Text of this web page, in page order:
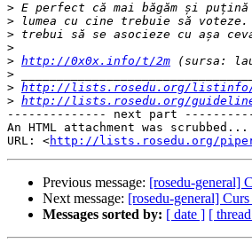
>
>
>
>
> http://0x0x.info/t/2m
>
> http://lists.rosedu.org/listinfo/
> http://lists.rosedu.org/
-------------- next part
An HTML attachment was scrubbed...
URL: <http://lists.rosedu.org/
Previous message: [rosedu-general]
Next message: [rosedu-general]
Messages sorted by: [ date ] [